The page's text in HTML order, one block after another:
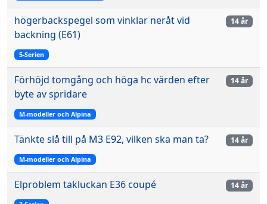
högerbackspegel som vinklar neråt vid
backning (E61)
5-Serien
14 år
Förhöjd tomgång och höga hc värden efter
byte av spridare
M-modeller och Alpina
14 år
Tänkte slå till på M3 E92, vilken ska man ta?
M-modeller och Alpina
14 år
Elproblem takluckan E36 coupé 14 år